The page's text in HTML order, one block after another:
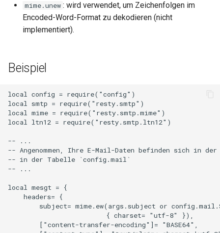
google
headers-more
html-sanitize
image-filter
immutable
internal-redirect
mime.unew : wird verwendet, um Zeichenfolgen im
Encoded-Word-Format zu dekodieren (nicht
implementiert).
Beispiel
local config = require("config")
local smtp = require("resty.smtp")
local mime = require("resty.smtp.mime")
local ltn12 = require("resty.smtp.ltn12")
-- ...
-- Angenommen, Ihre E-Mail-Daten befinden sich in
-- in der Tabelle `config.mail`
-- ...
local mesgt = {
    headers= {
subject= mime.ew(args.subject or
                         { charset= "utf-8" }),
        ["content-transfer-encoding"]= "BASE64",